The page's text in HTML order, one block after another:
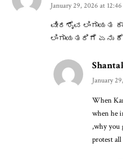
January 29, 2026 at
ವೀರಶೈವ
ಲಿಂಗಾಯತರಿಗೆ ಏನು
January
When
when he
,why you
protest all